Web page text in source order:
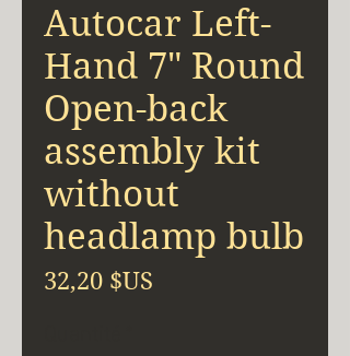
Autocar Left-
Hand 7" Round
Open-back
assembly kit
without
headlamp bulb
32,20 $US